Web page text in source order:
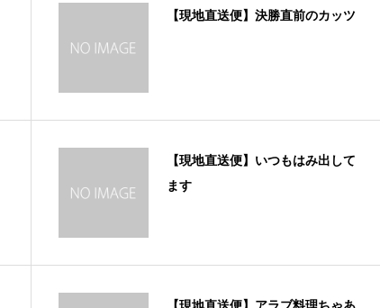
【現地直送便】決勝直前のカッツ
【現地直送便】いつもはみ出して
ます